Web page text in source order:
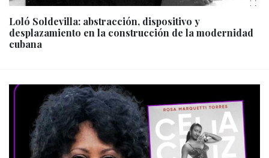
Loló Soldevilla: abstracción, dispositivo y
desplazamiento en la construcción de la modernidad
cubana